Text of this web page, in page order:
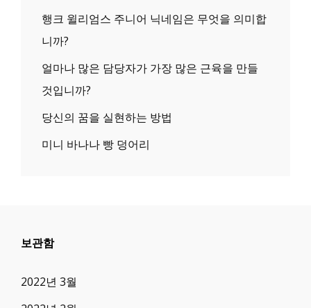
행크 윌리엄스 주니어 닉네임은 무엇을 의미합
니까?
얼마나 많은 담당자가 가장 많은 근육을 만들
것입니까?
당신의 꿈을 실현하는 방법
미니 바나나 빵 덩어리
보관함
2022년 3월